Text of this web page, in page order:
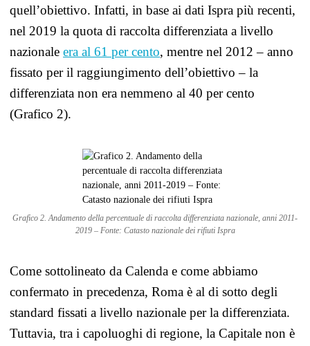
quell’obiettivo. Infatti, in base ai dati Ispra più recenti,
nel 2019 la quota di raccolta differenziata a livello
nazionale era al 61 per cento, mentre nel 2012 – anno
fissato per il raggiungimento dell’obiettivo – la
differenziata non era nemmeno al 40 per cento
(Grafico 2).
Grafico 2. Andamento della percentuale di raccolta differenziata nazionale, anni 2011-
2019 – Fonte: Catasto nazionale dei rifiuti Ispra
Come sottolineato da Calenda e come abbiamo
confermato in precedenza, Roma è al di sotto degli
standard fissati a livello nazionale per la differenziata.
Tuttavia, tra i capoluoghi di regione, la Capitale non è